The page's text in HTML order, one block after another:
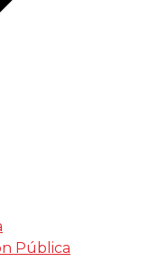
Pública